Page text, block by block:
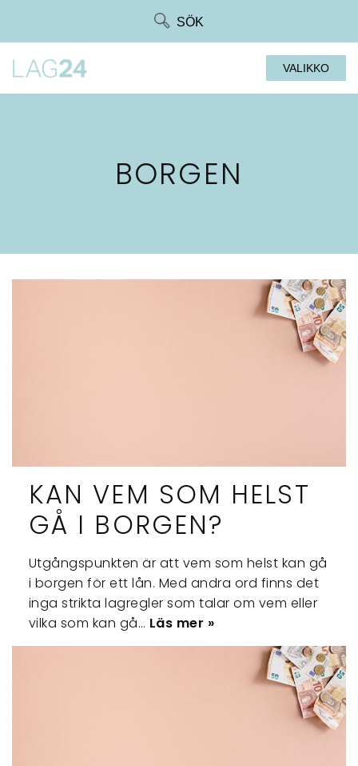
SÖK
VALIKKO
BORGEN
KAN VEM SOM HELST
GÅ I BORGEN?
Utgångspunkten är att vem som helst kan gå
i borgen för ett lån. Med andra ord finns det
inga strikta lagregler som talar om vem eller
vilka som kan gå… Läs mer »